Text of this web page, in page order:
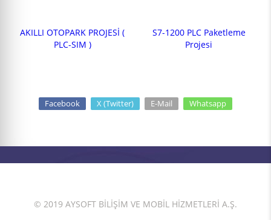
AKILLI OTOPARK PROJESİ (
PLC-SIM )
S7-1200 PLC Paketleme
Projesi
Facebook X (Twitter) E-Mail Whatsapp
© 2019 AYSOFT BİLİŞİM VE MOBİL HİZMETLERİ A.Ş.